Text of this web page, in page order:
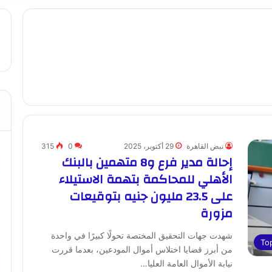
نبض القاهرة 29 أكتوبر، 2025 0
315
إحالة مدير فرع و8 متهمين بالبنك
الأهلي للمحاكمة بتهمة الاستيلاء
على 23.5 مليون جنيه بتوقيعات
مزورة
شهدت جهات التحقيق المختصة تحولًا كبيرًا في واحدة
من أبرز قضايا اختلاس أموال المودعين، بعدما قررت
نيابة الأموال العامة العليا…